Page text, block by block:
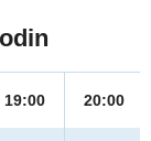
19:00 20:00